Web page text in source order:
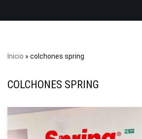
Inicio » colchones spring
COLCHONES SPRING